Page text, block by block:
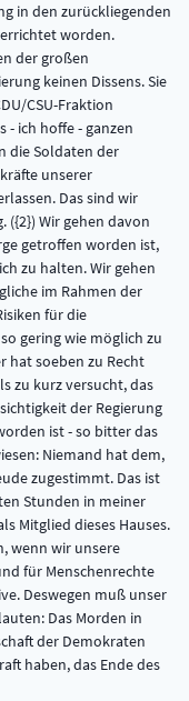
in den zurückliegenden
worden.
der großen
keinen Dissens. Sie
CSU-Fraktion
- ich hoffe - ganzen
die Soldaten der
unserer
Das sind wir
Wir gehen davon
getroffen worden ist,
zu halten. Wir gehen
im Rahmen der
für die
gering wie möglich zu
hat soeben zu Recht
zu kurz versucht, das
der Regierung
ist - so bitter das
Niemand hat dem,
zugestimmt. Das ist
Stunden in meiner
Mitglied dieses Hauses.
wenn wir unsere
für Menschenrechte
Deswegen muß unser
Das Morden in
der Demokraten
haben, das Ende des